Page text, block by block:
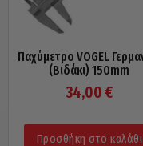
Παχύμετρο VOGEL
(Βιδάκι) 150mm
34,00 €
Προσθήκη στο καλάθι